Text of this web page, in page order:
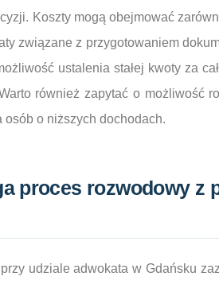
Koszty mogą obejmować
związane z przygotowaniem
ustalenia stałej kwoty za
również zapytać o możliwość
osób o niższych dochodach.
proces rozwodowy z
udziale adwokata w Gdańsku